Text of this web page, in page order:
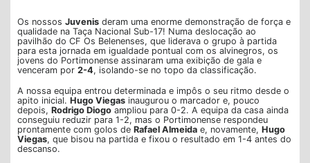
Os nossos Juvenis deram uma enorme demonstração de força e
qualidade na Taça Nacional Sub-17! Numa deslocação ao
pavilhão do CF Os Belenenses, que liderava o grupo à partida
para esta jornada em igualdade pontual com os alvinegros, os
jovens do Portimonense assinaram uma exibição de gala e
venceram por 2-4, isolando-se no topo da classificação.
A nossa equipa entrou determinada e impôs o seu ritmo desde o
apito inicial. Hugo Viegas inaugurou o marcador e, pouco
depois, Rodrigo Diogo ampliou para 0-2. A equipa da casa ainda
conseguiu reduzir para 1-2, mas o Portimonense respondeu
prontamente com golos de Rafael Almeida e, novamente, Hugo
Viegas, que bisou na partida e fixou o resultado em 1-4 antes do
descanso.